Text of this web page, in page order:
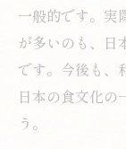
一般的です。実
が多いのも、日
です。今後も、
日本の食文化の
う。